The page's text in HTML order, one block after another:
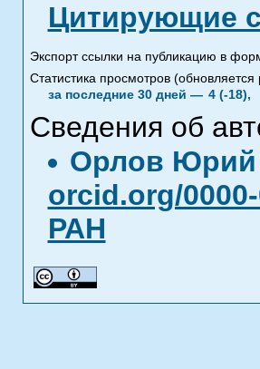
Цитирующие
Экспорт ссылки на публикацию в
Статистика просмотров (обновляется
за последние 30 дней — 4 (-18),
Сведения об
Орлов
orcid.org/
РАН